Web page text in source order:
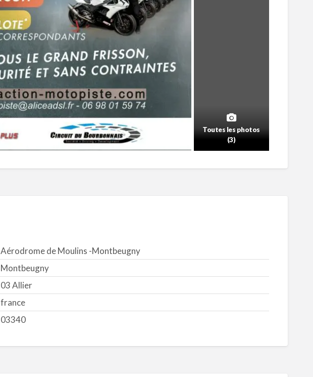
Toutes les photos
(3)
Aérodrome de Moulins -Montbeugny
Montbeugny
03 Allier
france
03340